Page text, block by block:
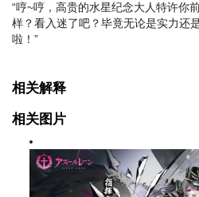
“哼~哼，高贵的水星纪念大人特许你
样？看入迷了吧？毕竟无论是实力还
啦！”
相关解释
相关图片